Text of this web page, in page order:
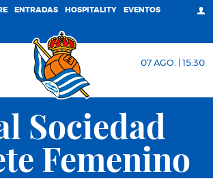
ENTRADAS HOSPITALITY EVENTOS
07 AGO. | 15:30
Sociedad
Femenino